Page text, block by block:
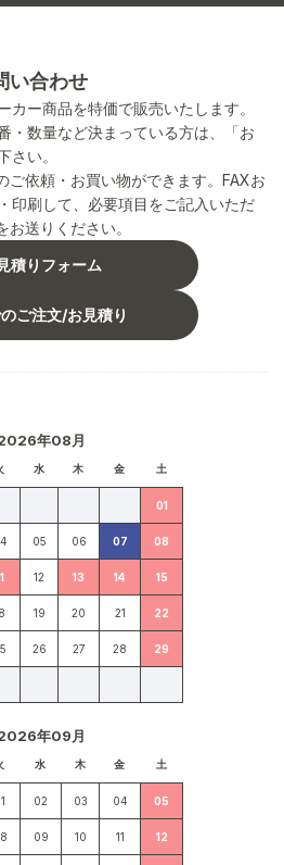
い合わせ
カー商品を特価で販売いたします。
・数量など決まっている方は、「お
さい。
ご依頼・お買い物ができます。FAXお
印刷して、必要項目をご記入いただ
送りください。
積りフォーム
ご注文/お見積り
年08月
水 木 金 土
01
05 06 07 08
12 13 14 15
19 20 21 22
26 27 28 29
年09月
水 木 金 土
02 03 04 05
09 10 11 12